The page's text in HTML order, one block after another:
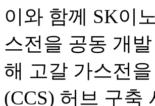
이와 함께 SK이
스전을 공동 개
해 고갈 가스전
(CCS) 허브 구축